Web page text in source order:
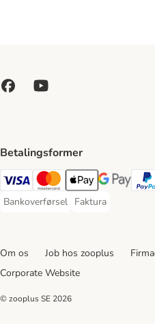
Betalingsformer
VISA Payment Method
Mastercard Payment Method
Apply pay Payment
Google Pay
Bankoverførsel
Bankoverførsel Payment Method
Faktura
Faktura Payment
Om os Job hos zooplus
Corporate Website
© zooplus SE 2026